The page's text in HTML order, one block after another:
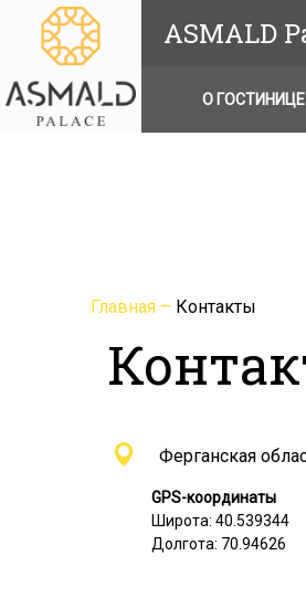
ASMALD
О ГОСТИНИЦЕ
Главная – Контакты
Ферганская
GPS-координаты
Широта: 40.539344
Долгота: 70.94626